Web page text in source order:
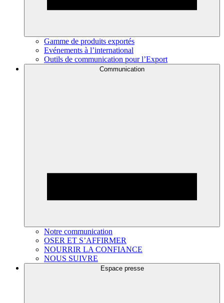
Gamme de produits exportés
Evénements à l’international
Outils de communication pour l’Export
Communication
Notre communication
OSER ET S’AFFIRMER
NOURRIR LA CONFIANCE
NOUS SUIVRE
Espace presse